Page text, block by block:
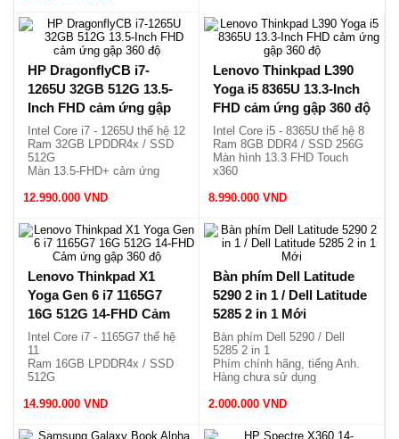
HP DragonflyCB i7-
1265U 32GB 512G 13.5-
Inch FHD cảm ứng gập
360 độ
Intel Core i7 - 1265U thế hệ 12
Ram 32GB LPDDR4x / SSD
512G
Màn 13.5-FHD+ cảm ứng
Vỏ nhôm, nhẹ 1.27kg.
12.990.000 VND
Lenovo Thinkpad L390
Yoga i5 8365U 13.3-Inch
FHD cảm ứng gập 360 độ
Intel Core i5 - 8365U thế hệ 8
Ram 8GB DDR4 / SSD 256G
Màn hình 13.3 FHD Touch
x360
8.990.000 VND
Lenovo Thinkpad X1
Yoga Gen 6 i7 1165G7
16G 512G 14-FHD Cảm
ứng gập 360 độ
Intel Core i7 - 1165G7 thế hệ
11
Ram 16GB LPDDR4x / SSD
512G
x360
14.990.000 VND
Bàn phím Dell Latitude
5290 2 in 1 / Dell Latitude
5285 2 in 1 Mới
Bàn phím Dell 5290 / Dell
5285 2 in 1
Phím chính hãng, tiếng Anh.
Hàng chưa sử dụng
thương mại
2.000.000 VND